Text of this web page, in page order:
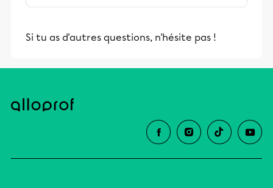
stimulants, Alloprof engage les élèves
éducative.
Si tu as d'autres questions, n'hésite pas !